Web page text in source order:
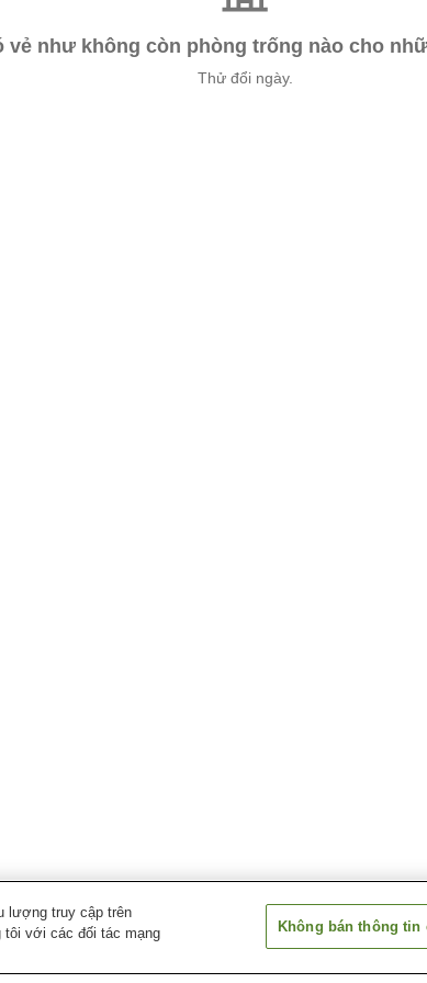
vẻ như không còn phòng trống nào cho
Thử đổi ngày.
lượng truy cập trên
tôi với các đối tác mạng
Không bán thông tin